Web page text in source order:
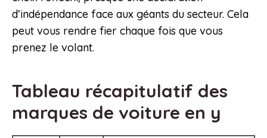
d’indépendance face aux géants du secteur. Cela
peut vous rendre fier chaque fois que vous
prenez le volant.
Tableau récapitulatif des
marques de voiture en y